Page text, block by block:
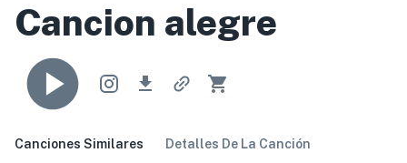
Cancion alegre
Canciones Similares Detalles De La Canción